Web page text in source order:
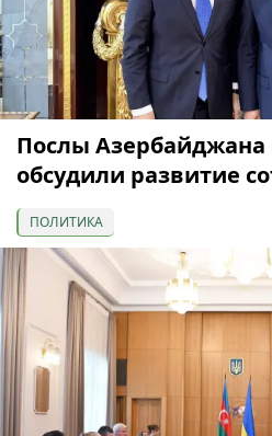
Послы Азербайджана
обсудили развитие
ПОЛИТИКА